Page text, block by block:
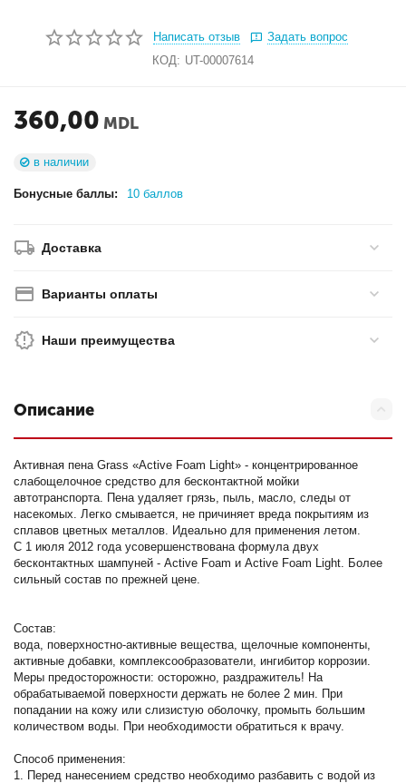
Написать отзыв
Задать вопрос
КОД: UT-00007614
360,00 MDL
в наличии
Бонусные баллы: 10 баллов
Доставка
Варианты оплаты
Наши преимущества
Описание
Активная пена Grass «Active Foam Light» - концентрированное
слабощелочное средство для бесконтактной мойки
автотранспорта. Пена удаляет грязь, пыль, масло, следы от
насекомых. Легко смывается, не причиняет вреда покрытиям из
сплавов цветных металлов. Идеально для применения летом.
С 1 июля 2012 года усовершенствована формула двух
бесконтактных шампуней - Active Foam и Active Foam Light. Более
сильный состав по прежней цене.
Состав:
вода, поверхностно-активные вещества, щелочные компоненты,
активные добавки, комплексообразователи, ингибитор коррозии.
Меры предосторожности: осторожно, раздражитель! На
обрабатываемой поверхности держать не более 2 мин. При
попадании на кожу или слизистую оболочку, промыть большим
количеством воды. При необходимости обратиться к врачу.
Способ применения:
1. Перед нанесением средство необходимо разбавить с водой из